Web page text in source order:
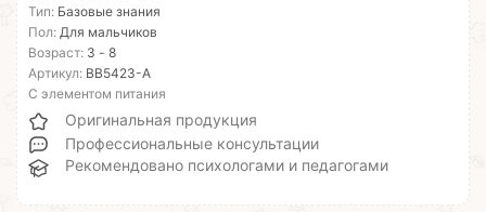
Тип: Базовые знания
Пол: Для мальчиков
Возраст: 3 - 8
Артикул: ВВ5423-А
С элементом питания
Оригинальная продукция
Профессиональные консультации
Рекомендовано психологами и педагогами